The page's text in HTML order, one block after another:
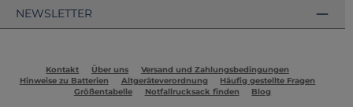
NEWSLETTER
Kontakt Über uns
Versand und Zahlungsbedingungen
Hinweise zu Batterien
Altgeräteverordnung
Häufig gestellte Fragen
Größentabelle
Notfallrucksack finden Blog